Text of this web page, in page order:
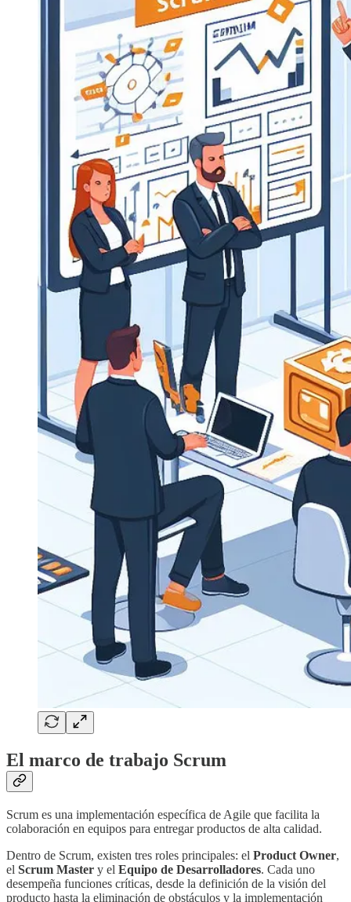
El marco de trabajo Scrum
Scrum es una implementación específica de Agile que facilita la
colaboración en equipos para entregar productos de alta calidad.
Dentro de Scrum, existen tres roles principales: el Product Owner,
el Scrum Master y el Equipo de Desarrolladores. Cada uno
desempeña funciones críticas, desde la definición de la visión del
producto hasta la eliminación de obstáculos y la implementación